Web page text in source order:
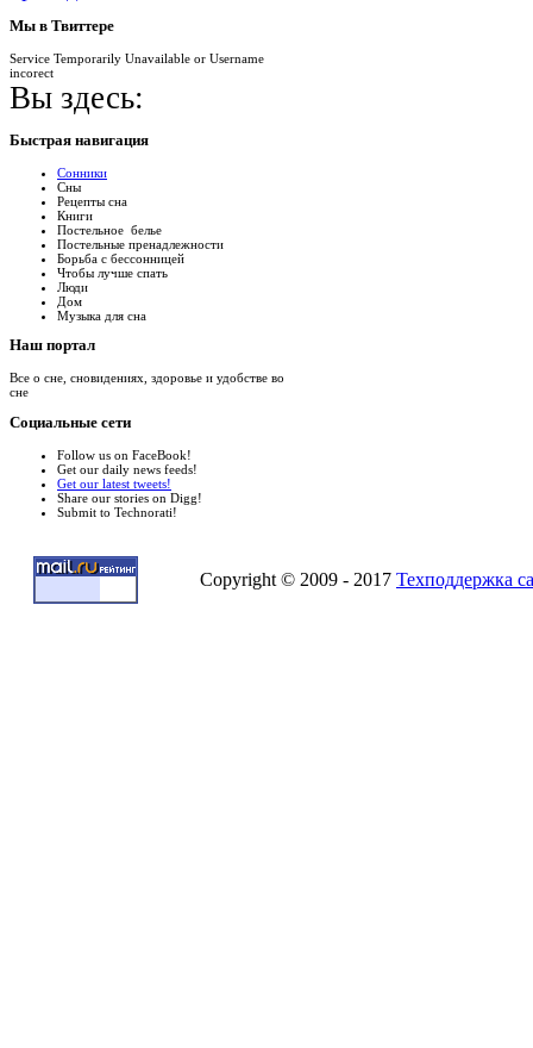
Мы в Твиттере
Service Temporarily Unavailable or Username
incorect
Вы здесь:
Быстрая навигация
Сонники
Сны
Рецепты сна
Книги
Постельное белье
Постельные пренадлежности
Борьба с бессонницей
Чтобы лучше спать
Люди
Дом
Музыка для сна
Наш портал
Все о сне, сновидениях, здоровье и удобстве во
сне
Социальные сети
Follow us on FaceBook!
Get our daily news feeds!
Get our latest tweets!
Share our stories on Digg!
Submit to Technorati!
Copyright © 2009 - 2017 Техподдержка